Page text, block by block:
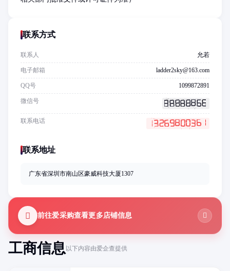
工商信息以下内容由爱企查提供
联系方式
联系人 允若
电子邮箱 ladder2sky@163.com
QQ号 1099872891
微信号
联系电话
联系地址
广东省深圳市南山区豪威科技大厦1307
前往爱采购查看更多店铺信息